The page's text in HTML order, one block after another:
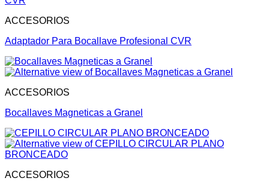
ACCESORIOS
Adaptador Para Bocallave Profesional CVR
ACCESORIOS
Bocallaves Magneticas a Granel
ACCESORIOS